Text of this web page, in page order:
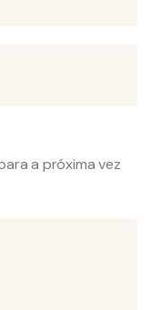
a próxima vez